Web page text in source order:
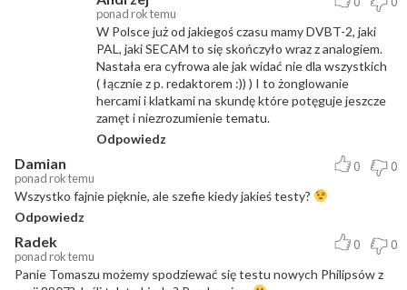
ponad rok temu
W Polsce już od jakiegoś czasu mamy DVBT-2, jaki
PAL, jaki SECAM to się skończyło wraz z analogiem.
Nastała era cyfrowa ale jak widać nie dla wszystkich
( łącznie z p. redaktorem :)) ) I to żonglowanie
hercami i klatkami na skundę które potęguje jeszcze
zamęt i niezrozumienie tematu.
Odpowiedz
Damian
ponad rok temu
0 0
Wszystko fajnie pięknie, ale szefie kiedy jakieś testy?
Odpowiedz
Radek
ponad rok temu
0 0
Panie Tomaszu możemy spodziewać się testu nowych Philipsów z